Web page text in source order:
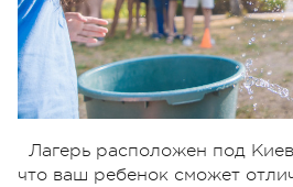
Лагерь расположен под
что ваш ребенок сможет